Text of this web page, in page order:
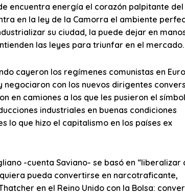
encuentra energía el corazón palpitante del
en la ley de la Camorra el ambiente
su ciudad, la puede dejar en
las leyes para triunfar en el mercado.
cayeron los regímenes comunistas en
negociaron con los nuevos dirigentes
en camiones a los que les pusieron el
industriales en buenas condiciones
lo que hizo el capitalismo en los países ex
-cuenta Saviano- se basó en “liberalizar
pueda convertirse en narcotraficante,
en el Reino Unido con la Bolsa: